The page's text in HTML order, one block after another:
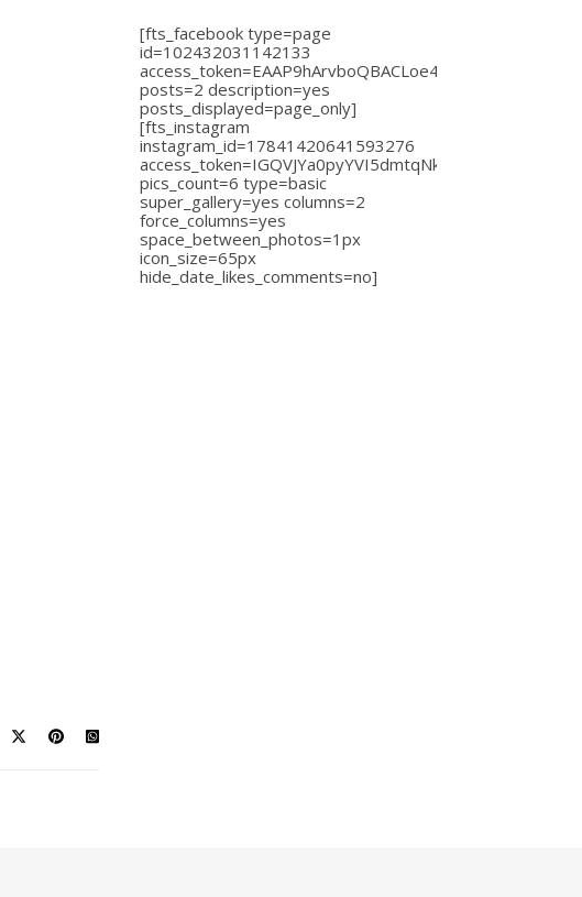
[fts_facebook type=page
id=102432031142133
posts=2 description=yes
posts_displayed=page_only]
[fts_instagram
instagram_id=17841420641593276
pics_count=6 type=basic
super_gallery=yes columns=2
force_columns=yes
space_between_photos=1px
icon_size=65px
hide_date_likes_comments=no]